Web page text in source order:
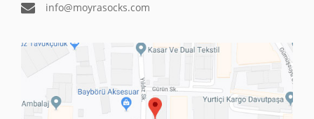
info@moyrasocks.com